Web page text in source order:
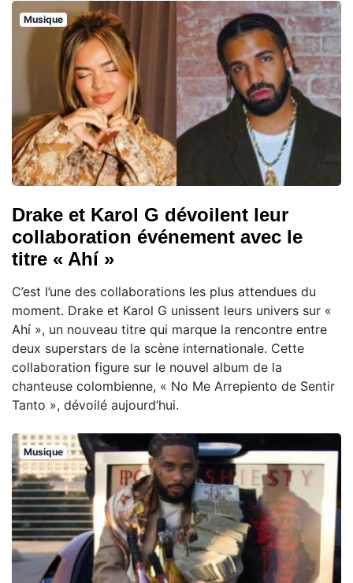
Musique
Drake et Karol G dévoilent leur
collaboration événement avec le
titre « Ahí »
C’est l’une des collaborations les plus attendues du
moment. Drake et Karol G unissent leurs univers sur «
Ahí », un nouveau titre qui marque la rencontre entre
deux superstars de la scène internationale. Cette
collaboration figure sur le nouvel album de la
chanteuse colombienne, « No Me Arrepiento de Sentir
Tanto », dévoilé aujourd’hui.
Musique